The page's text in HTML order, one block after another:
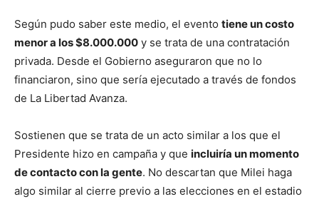
Según pudo saber este medio, el evento tiene un costo
menor a los $8.000.000 y se trata de una contratación
privada. Desde el Gobierno aseguraron que no lo
financiaron, sino que sería ejecutado a través de fondos
de La Libertad Avanza.
Sostienen que se trata de un acto similar a los que el
Presidente hizo en campaña y que incluiría un momento
de contacto con la gente. No descartan que Milei haga
algo similar al cierre previo a las elecciones en el estadio